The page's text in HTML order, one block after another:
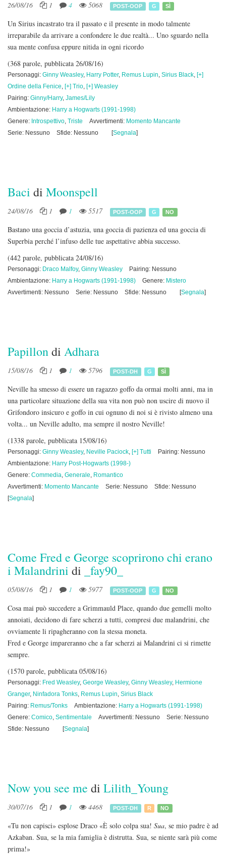
26/08/16 1 4 5068 POST-OOP G SÌ
Un Sirius incastrato tra il passato e il presente in modo talmente
irreparabile da arrivare a confondere le due realtà... Uno sguardo nella
sua mente confusa eppure nitida in ogni ricordo
(368 parole, pubblicata 26/08/16)
Personaggi: Ginny Weasley, Harry Potter, Remus Lupin, Sirius Black, [+]
Ordine della Fenice, [+] Trio, [+] Weasley
Pairing: Ginny/Harry, James/Lily
Ambientazione: Harry a Hogwarts (1991-1998)
Genere: Introspettivo, Triste Avvertimenti: Momento Mancante
Serie: Nessuno
Sfide: Nessuno [Segnala]
Baci di Moonspell
24/08/16 1 1 5517 POST-OOP G NO
Bastano una goccia d’astuzia, una goccia di pazienza ed una goccia di
Superbia perché l’infuso delle tue aspettative abbia successo.
(442 parole, pubblicata 24/08/16)
Personaggi: Draco Malfoy, Ginny Weasley
Pairing: Nessuno
Ambientazione: Harry a Hogwarts (1991-1998) Genere: Mistero
Avvertimenti: Nessuno
Serie: Nessuno Sfide: Nessuno [Segnala]
Papillondi Adhara
15/08/16 1 1 5796 POST-DH G SÌ
Neville ha smesso di essere un ragazzo goffo da ormai molti anni, ma in
una particolare situazione della sua vita non può non uscire di nuovo il
Grifondoro insicuro e goffo in cui ognuno di noi si è rivisto almeno una
volta... un Neville adulto, ma sempre il nostro Neville!
(1338 parole, pubblicata 15/08/16)
Personaggi: Ginny Weasley, Neville Paciock, [+] Tutti
Pairing: Nessuno
Ambientazione: Harry Post-Hogwarts (1998-)
Genere: Commedia, Generale, Romantico
Avvertimenti: Momento Mancante Serie: Nessuno
Sfide: Nessuno
[Segnala]
Come Fred e George scoprirono chi erano
i Malandrini di _fay90_
05/08/16 1 1 5977 POST-OOP G NO
Cosa mai può succedere a Grimmauld Place, quando due gemelli molto
annoiati, decidono di fare scherzi a tutti, compresi due malandrini, che
ovviamente li ripagheranno con la stessa moneta.
Fred e George impareranno che a far scherzi ai Malandrini ci si rimette
sempre.
(1570 parole, pubblicata 05/08/16)
Personaggi: Fred Weasley, George Weasley, Ginny Weasley, Hermione
Granger, Ninfadora Tonks, Remus Lupin, Sirius Black
Pairing: Remus/Tonks Ambientazione: Harry a Hogwarts (1991-1998)
Genere: Comico, Sentimentale Avvertimenti: Nessuno
Serie: Nessuno
Sfide: Nessuno
[Segnala]
Now you see me di Lilith_Young
30/07/16 1 1 4468 POST-DH R NO
«Tu non capisci» esplose Draco «È solo colpa sua! Sua, se mio padre è ad
Azkaban. Sua, se la mia famiglia è distrutta. Sua, se niente sarà più come
prima!»